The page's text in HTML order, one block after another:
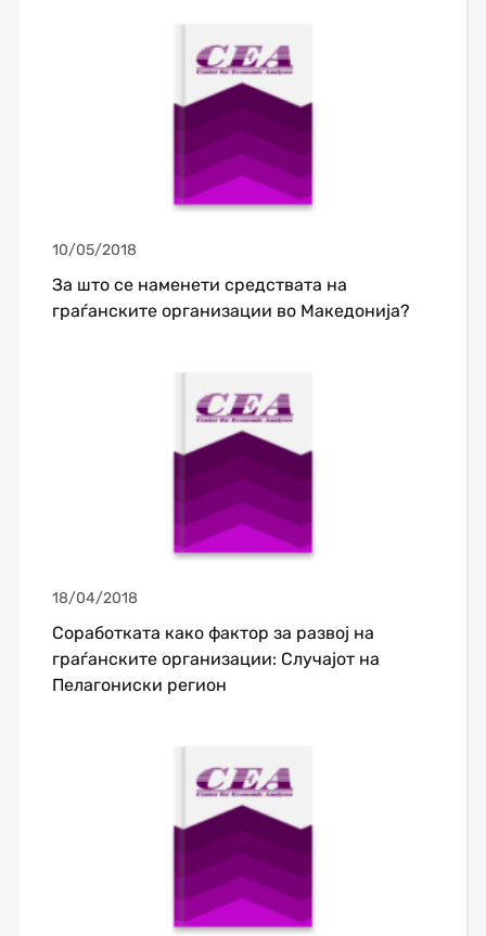
10/05/2018
За што се наменети средствата на
граѓанските организации во Македонија?
18/04/2018
Соработката како фактор за развој на
граѓанските организации: Случајот на
Пелагониски регион